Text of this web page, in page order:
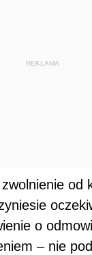
REKLAMA
od
o
– nie